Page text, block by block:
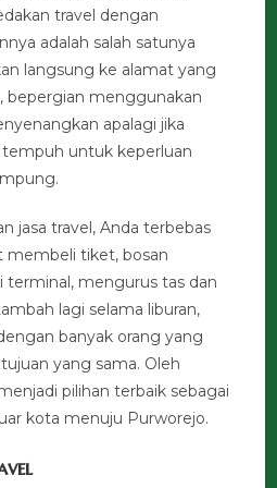
travel dengan
adalah salah satunya
langsung ke alamat yang
bepergian menggunakan
apalagi jika
untuk keperluan
jasa travel, Anda terbebas
membeli tiket, bosan
mengurus tas dan
lagi selama liburan,
banyak orang yang
yang sama. Oleh
pilihan terbaik sebagai
kota menuju Purworejo.